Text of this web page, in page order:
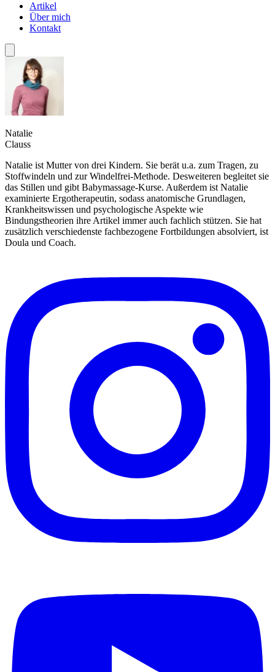
Artikel
Über mich
Kontakt
Natalie
Clauss
Natalie ist Mutter von drei Kindern. Sie berät u.a. zum Tragen, zu
Stoffwindeln und zur Windelfrei-Methode. Desweiteren begleitet sie
das Stillen und gibt Babymassage-Kurse. Außerdem ist Natalie
examinierte Ergotherapeutin, sodass anatomische Grundlagen,
Krankheitswissen und psychologische Aspekte wie
Bindungstheorien ihre Artikel immer auch fachlich stützen. Sie hat
zusätzlich verschiedenste fachbezogene Fortbildungen absolviert, ist
Doula und Coach.